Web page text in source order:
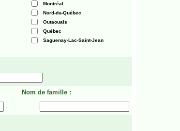
Montréal
Nord-du-Québec
Outaouais
Québec
Saguenay-Lac-Saint-Jean
Nom de famille :